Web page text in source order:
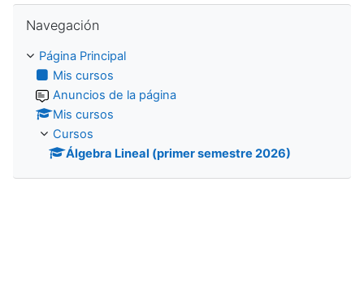
Navegación
Página Principal
Mis cursos
Anuncios de la página
Mis cursos
Cursos
Álgebra Lineal (primer semestre 2026)